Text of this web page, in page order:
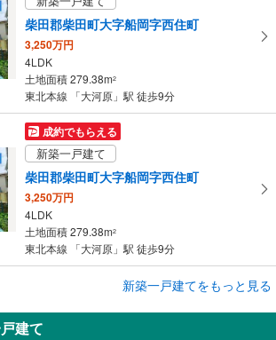
柴田郡柴田町大字船岡字西住町
3,250万円
4LDK
土地面積 279.38m2
東北本線 「大河原」駅 徒歩9分
成約でもらえる
新築一戸建て
柴田郡柴田町大字船岡字西住町
3,250万円
4LDK
土地面積 279.38m2
東北本線 「大河原」駅 徒歩9分
柴田郡柴田町大字船岡字西住町
新築一戸建てをもっと見る
建て